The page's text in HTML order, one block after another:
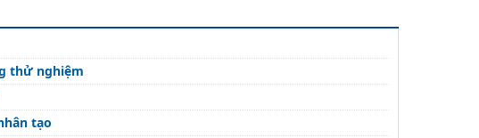
thử nghiệm
tạo